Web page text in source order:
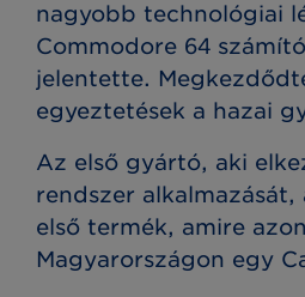
nagyobb technológiai
Commodore 64
jelentette.
egyeztetések a hazai
Az első gyártó, aki
rendszer alkalmazását,
első termék, amire
Magyarországon egy